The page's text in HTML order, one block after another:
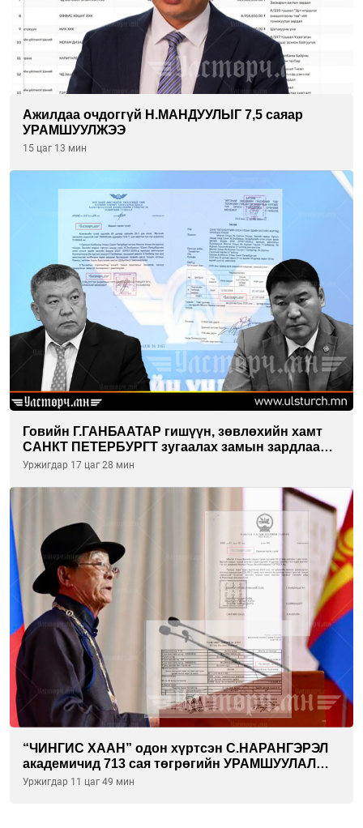
Ажилдаа очдоггүй Н.МАНДУУЛЫГ 7,5 саяар
УРАМШУУЛЖЭЭ
15 цаг 13 мин
Говийн Г.ГАНБААТАР гишүүн, зөвлөхийн хамт
САНКТ ПЕТЕРБУРГТ зугаалах замын зардлаа
“ИНҮТ” ТӨХХК даажээ
Уржигдар 17 цаг 28 мин
“ЧИНГИС ХААН” одон хүртсэн С.НАРАНГЭРЭЛ
академичид 713 сая төгрөгийн УРАМШУУЛАЛ
олгожээ
Уржигдар 11 цаг 49 мин